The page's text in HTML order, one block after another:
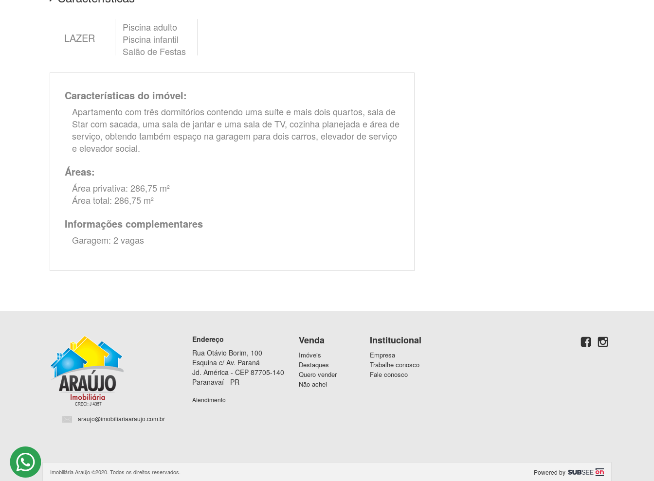
LAZER
Piscina adulto
Piscina infantil
Salão de Festas
Características do imóvel:
Apartamento com três dormitórios contendo uma suíte e mais dois quartos, sala de
Star com sacada, uma sala de jantar e uma sala de TV, cozinha planejada e área de
serviço, obtendo também espaço na garagem para dois carros, elevador de serviço
e elevador social.
Áreas:
Área privativa: 286,75 m²
Área total: 286,75 m²
Informações complementares
Garagem: 2 vagas
araujo@imobiliariaaraujo.com.br
Endereço
Rua Otávio Borim, 100
Esquina c/ Av. Paraná
Jd. América - CEP 87705-140
Paranavaí - PR
Atendimento
Venda
Imóveis
Destaques
Quero vender
Não achei
Institucional
Empresa
Trabalhe conosco
Fale conosco
Imobiliária Araújo ©2020. Todos os direitos reservados. Powered by